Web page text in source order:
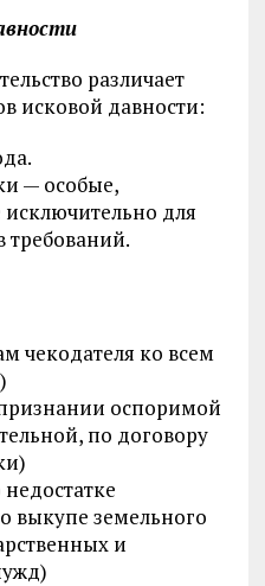
различает
исковой давности:
— особые,
для
требований.
чекодателя ко всем
оспоримой
по договору
выкупе земельного
и